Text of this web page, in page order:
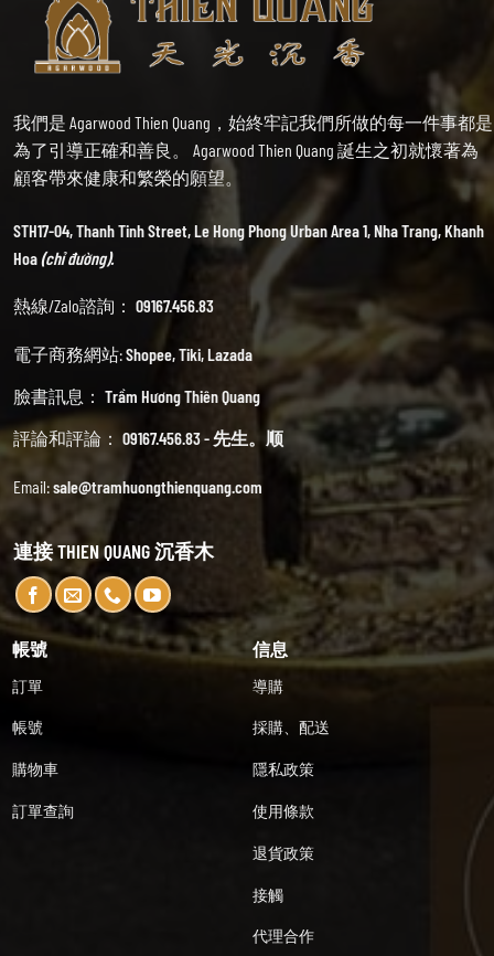
我們是 Agarwood Thien Quang，始終牢記我們所做的每一件事都是
為了引導正確和善良。 Agarwood Thien Quang 誕生之初就懷著為
顧客帶來健康和繁榮的願望。
STH17-04, Thanh Tinh Street, Le Hong Phong Urban Area 1, Nha Trang, Khanh
Hoa(chỉ đường).
熱線/Zalo諮詢： 09167.456.83
電子商務網站:Shopee,Tiki,Lazada
臉書訊息： Trầm Hương Thiên Quang
評論和評論： 09167.456.83 - 先生。顺
Email:sale@tramhuongthienquang.com
連接 THIEN QUANG 沉香木
帳號
訂單
帳號
購物車
訂單查詢
信息
導購
採購、配送
隱私政策
使用條款
退貨政策
接觸
代理合作